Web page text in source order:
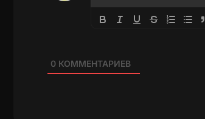
0КОММЕНТАРИЕВ